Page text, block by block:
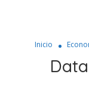
Inicio